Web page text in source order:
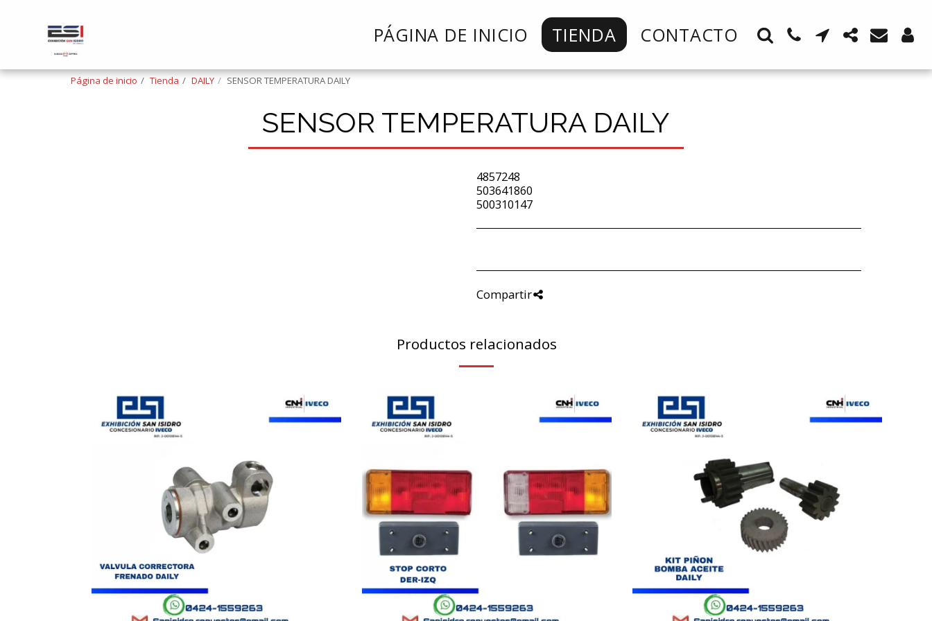
PÁGINA DE INICIO TIENDA CONTACTO
Página de inicio Tienda DAILY SENSOR TEMPERATURA DAILY
SENSOR TEMPERATURA DAILY
4857248
503641860
500310147
Compartir
Productos relacionados